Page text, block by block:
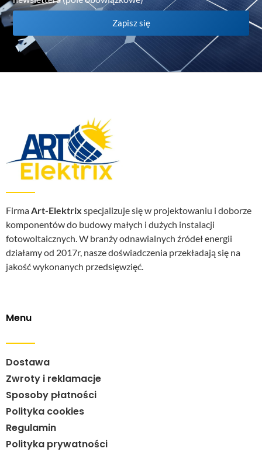
Zapisz się
FirmaArt-Elektrix specjalizuje się w projektowaniu i doborze
komponentów do budowy małych i dużych instalacji
fotowoltaicznych. W branży odnawialnych źródeł energii
działamy od 2017r, nasze doświadczenia przekładają się na
jakość wykonanych przedsięwzięć.
Menu
Dostawa
Zwroty i reklamacje
Sposoby płatności
Polityka cookies
Regulamin
Polityka prywatności